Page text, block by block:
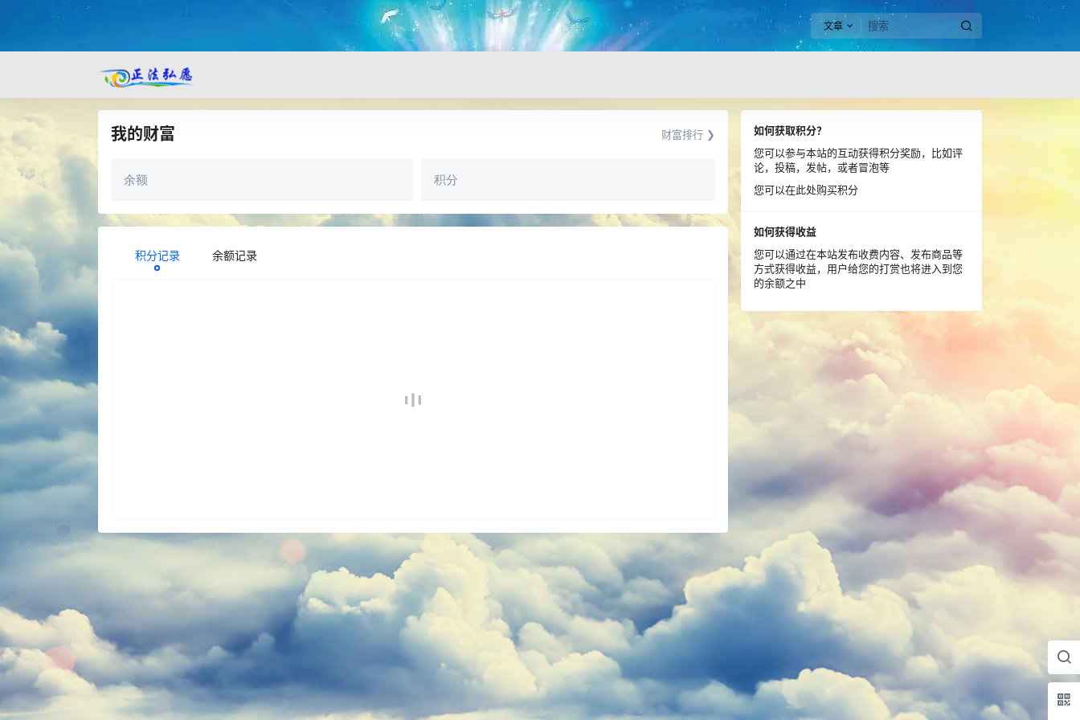
文章
我的财富 财富排行 ❯
余额 积分
积分记录 余额记录
如何获取积分？
您可以参与本站的互动获得积分奖励，比如评
论，投稿，发帖，或者冒泡等
您可以在此处购买积分
如何获得收益
您可以通过在本站发布收费内容、发布商品等
方式获得收益，用户给您的打赏也将进入到您
的余额之中